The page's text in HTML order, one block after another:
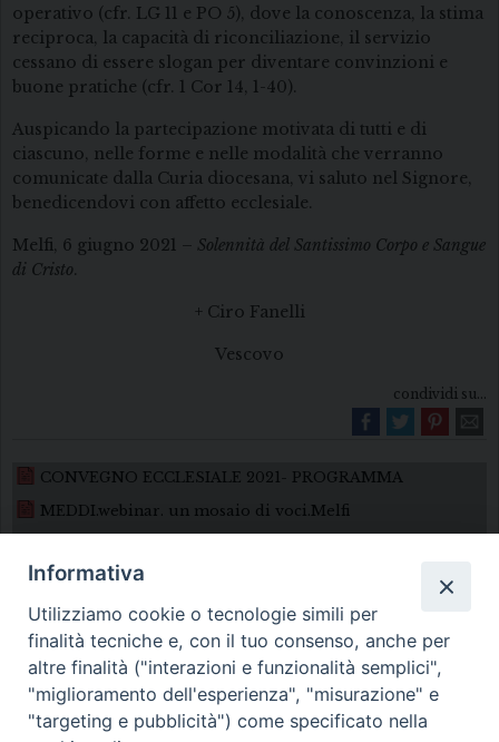
operativo (cfr. LG 11 e PO 5), dove la conoscenza, la stima
reciproca, la capacità di riconciliazione, il servizio
cessano di essere slogan per diventare convinzioni e
buone pratiche (cfr. 1 Cor 14, 1-40).
Auspicando la partecipazione motivata di tutti e di
ciascuno, nelle forme e nelle modalità che verranno
comunicate dalla Curia diocesana, vi saluto nel Signore,
benedicendovi con affetto ecclesiale.
Melfi, 6 giugno 2021 – Solennità del Santissimo Corpo e Sangue
di Cristo.
+ Ciro Fanelli
Vescovo
condividi su...
CONVEGNO ECCLESIALE 2021- PROGRAMMA
MEDDI.webinar. un mosaio di voci.Melfi
Diocesi di Melfi Rapolla Venosa
Informativa
Utilizziamo cookie o tecnologie simili per
finalità tecniche e, con il tuo consenso, anche per
altre finalità ("interazioni e funzionalità semplici",
"miglioramento dell'esperienza", "misurazione" e
"targeting e pubblicità") come specificato nella